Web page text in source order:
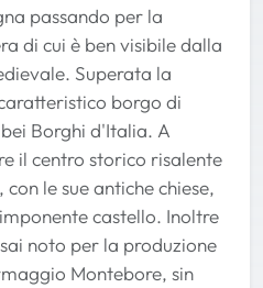
passando per la
di cui è ben visibile dalla
Superata la
borgo di
Borghi d'Italia. A
il centro storico risalente
le sue antiche chiese,
castello. Inoltre
noto per la produzione
Montebore, sin